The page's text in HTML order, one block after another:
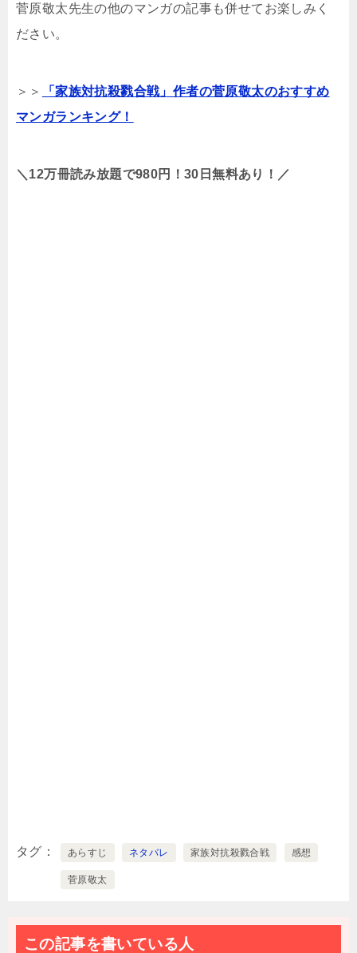
菅原敬太先生の他のマンガの記事も併せてお楽しみく
ださい。
＞＞
「家族対抗殺戮合戦」作者の菅原敬太のおすすめ
マンガランキング！
＼12万冊読み放題で980円！30日無料あり！／
タグ あらすじ ネタバレ 家族対抗殺戮合戦 感想
菅原敬太
この記事を書いている人